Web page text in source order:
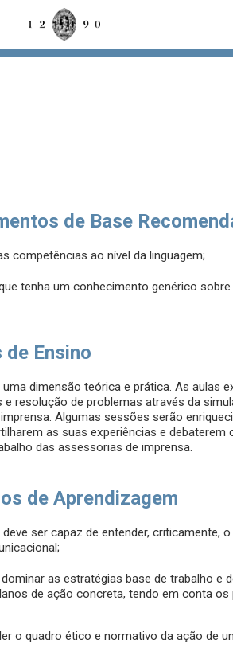
de Base
competências ao nível da linguagem;
tenha um conhecimento genérico
Ensino
dimensão teórica e prática. As aulas
resolução de problemas através da
Algumas sessões serão
as suas experiências e
das assessorias de imprensa.
de Aprendizagem
deve ser capaz de entender, criticamente,
dominar as estratégias base de trabalho
de ação concreta, tendo em conta
o quadro ético e normativo da ação de